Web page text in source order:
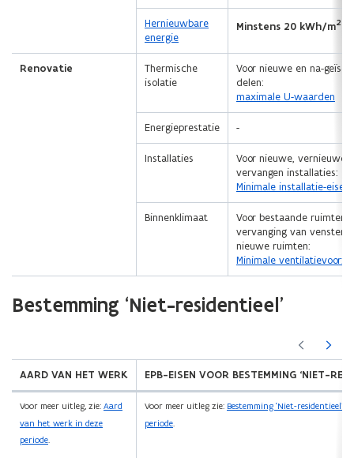
Hernieuwbare
energie
Minstens 20 kWh/m2
Renovatie
Thermische
isolatie
Voor nieuwe en na-
delen:
maximale U-waarden
Energieprestatie -
Installaties
Voor nieuwe,
vervangen installaties:
Minimale installatie-eisen
Binnenklimaat
Voor bestaande ruimten
vervanging van vensters
nieuwe ruimten:
Minimale
Bestemming ‘Niet-residentieel'
AARD VAN HET WERK EPB-EISEN VOOR BESTEMMING ‘NIET-
Voor meer uitleg, zie: Aard
van het werk in deze
periode.
Voor meer uitleg zie: Bestemming ‘Niet-residentieel’
periode